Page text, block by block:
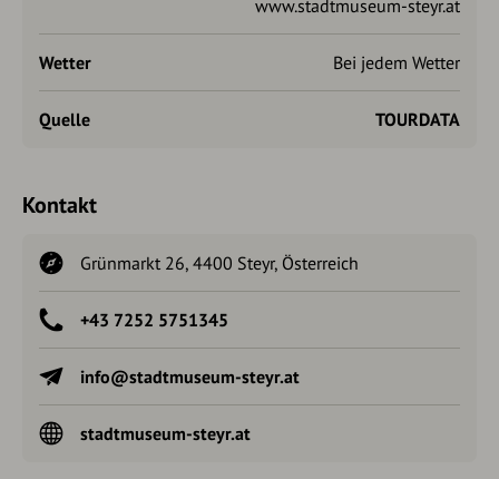
www.stadtmuseum-steyr.at
Wetter Bei jedem Wetter
Quelle TOURDATA
Kontakt
Grünmarkt 26, 4400 Steyr, Österreich
+43 7252 5751345
info@stadtmuseum-steyr.at
stadtmuseum-steyr.at